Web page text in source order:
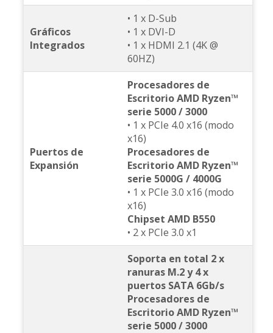
Gráficos
Integrados
• 1 x D-Sub
• 1 x DVI-D
• 1 x HDMI 2.1 (4K @
60HZ)
Puertos de
Expansión
Procesadores de
Escritorio AMD Ryzen™
serie 5000 / 3000
• 1 x PCIe 4.0 x16 (modo
x16)
Procesadores de
Escritorio AMD Ryzen™
serie 5000G / 4000G
• 1 x PCIe 3.0 x16 (modo
x16)
Chipset AMD B550
• 2 x PCIe 3.0 x1
Soporta en total 2 x
ranuras M.2 y 4 x
puertos SATA 6Gb/s
Procesadores de
Escritorio AMD Ryzen™
serie 5000 / 3000